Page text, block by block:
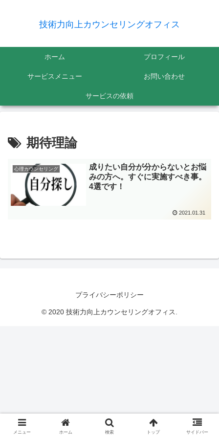
技術力向上カウンセリングオフィス
ホーム プロフィール
サービスメニュー お問い合わせ
サービスの依頼
期待理論
心理カウンセリング
成りたい自分が分からないとお悩
みの方へ。すぐに実施すべき事。
4選です！
2021.01.31
プライバシーポリシー
© 2020 技術力向上カウンセリングオフィス.
メニュー ホーム 検索 トップ サイドバー